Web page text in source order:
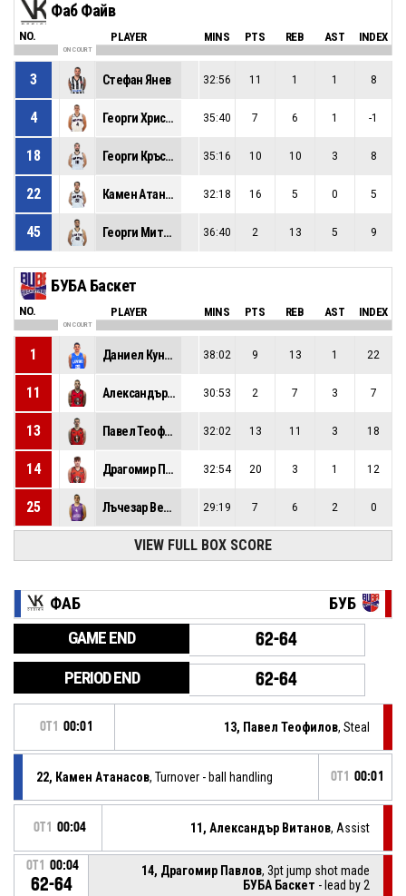
Фаб Файв
NO. PLAYER MINS PTS REB AST INDEX
ON COURT
3 Стефан Янев 32:56 11 1 1 8
4 Георги Христов 35:40 7 6 1 -1
18 Георги Кръстев 35:16 10 10 3 8
22 Камен Атанасов 32:18 16 5 0 5
45 Георги Митровски 36:40 2 13 5 9
БУБА Баскет
NO. PLAYER MINS PTS REB AST INDEX
ON COURT
1 Даниел Кунторов 38:02 9 13 1 22
11 Александър Витанов 30:53 2 7 3 7
13 Павел Теофилов 32:02 13 11 3 18
14 Драгомир Павлов 32:54 20 3 1 12
25 Лъчезар Везирски 29:19 7 6 2 0
VIEW FULL BOX SCORE
ФАБ БУБ
GAME END 62-64
PERIOD END 62-64
OT1 00:01 13, Павел Теофилов, Steal
22, Камен Атанасов, Turnover - ball handling OT1 00:01
OT1 00:04 11, Александър Витанов, Assist
OT1 00:04
62-64
14, Драгомир Павлов, 3pt jump shot made
БУБА Баскет - lead by 2